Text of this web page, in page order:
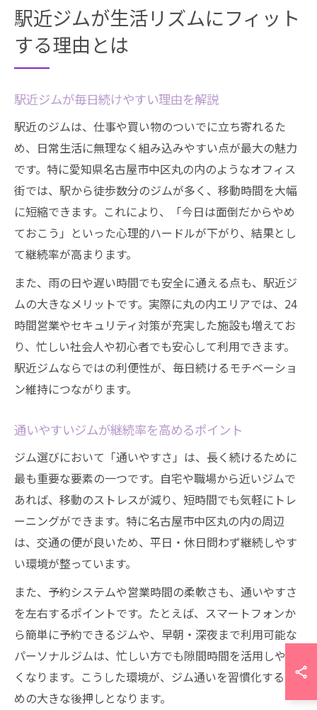
駅近ジムが生活リズムにフィット
する理由とは
駅近ジムが毎日続けやすい理由を解説
駅近のジムは、仕事や買い物のついでに立ち寄れるた
め、日常生活に無理なく組み込みやすい点が最大の魅力
です。特に愛知県名古屋市中区丸の内のようなオフィス
街では、駅から徒歩数分のジムが多く、移動時間を大幅
に短縮できます。これにより、「今日は面倒だからやめ
ておこう」といった心理的ハードルが下がり、結果とし
て継続率が高まります。
また、雨の日や遅い時間でも安全に通える点も、駅近ジ
ムの大きなメリットです。実際に丸の内エリアでは、24
時間営業やセキュリティ対策が充実した施設も増えてお
り、忙しい社会人や初心者でも安心して利用できます。
駅近ジムならではの利便性が、毎日続けるモチベーショ
ン維持につながります。
通いやすいジムが継続率を高めるポイント
ジム選びにおいて「通いやすさ」は、長く続けるために
最も重要な要素の一つです。自宅や職場から近いジムで
あれば、移動のストレスが減り、短時間でも気軽にトレ
ーニングができます。特に名古屋市中区丸の内の周辺
は、交通の便が良いため、平日・休日問わず継続しやす
い環境が整っています。
また、予約システムや営業時間の柔軟さも、通いやすさ
を左右するポイントです。たとえば、スマートフォンか
ら簡単に予約できるジムや、早朝・深夜まで利用可能な
パーソナルジムは、忙しい方でも隙間時間を活用しやす
くなります。こうした環境が、ジム通いを習慣化するた
めの大きな後押しとなります。